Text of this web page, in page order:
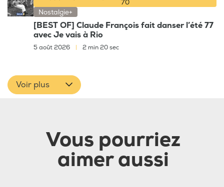
70
Nostalgie+
[BEST OF] Claude François fait danser l’été 77
avec Je vais à Rio
5 août 2026 2 min 20 sec
Voir plus
Vous pourriez
aimer aussi